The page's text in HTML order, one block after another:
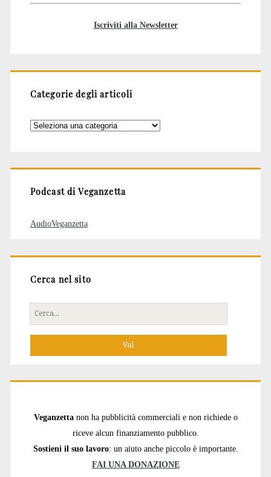
Iscriviti alla Newsletter
Categorie degli articoli
Categorie
Podcast di Veganzetta
AudioVeganzetta
Cerca nel sito
Cerca
per:
Veganzetta non ha pubblicità commerciali e non richiede o
riceve alcun finanziamento pubblico.
Sostieni il suo lavoro: un aiuto anche piccolo è importante.
FAI UNA DONAZIONE